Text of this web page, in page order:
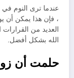
عندما ترى النوم في
، فإن هذا يمكن أن
العديد من
الله بشكل أفضل.
حلمت أن